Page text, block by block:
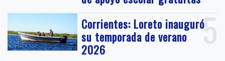
5
Corrientes: Loreto inauguró
su temporada de verano
2026